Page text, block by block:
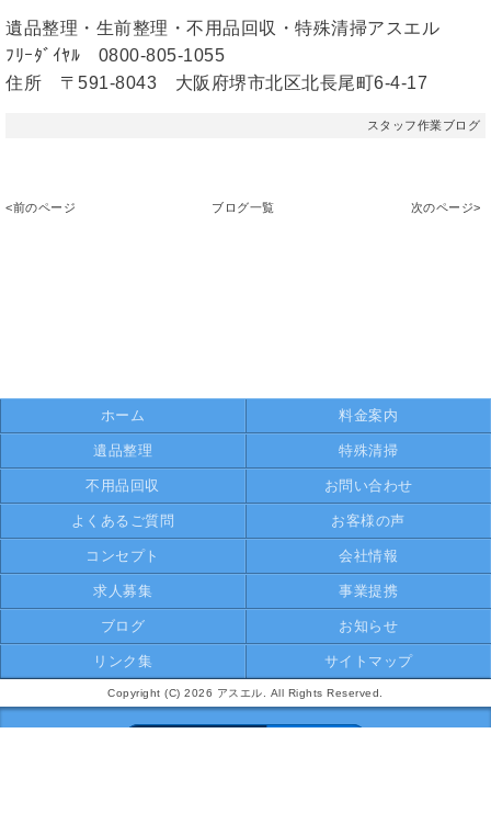
遺品整理・生前整理・不用品回収・特殊清掃アスエル
ﾌﾘｰﾀﾞｲﾔﾙ 0800-805-1055
住所 〒591-8043 大阪府堺市北区北長尾町6-4-17
スタッフ作業ブログ
<前のページ ブログ一覧 次のページ>
ホーム 料金案内
遺品整理 特殊清掃
不用品回収 お問い合わせ
よくあるご質問 お客様の声
コンセプト 会社情報
求人募集 事業提携
ブログ お知らせ
リンク集 サイトマップ
Copyright (C) 2026 アスエル. All Rights Reserved.